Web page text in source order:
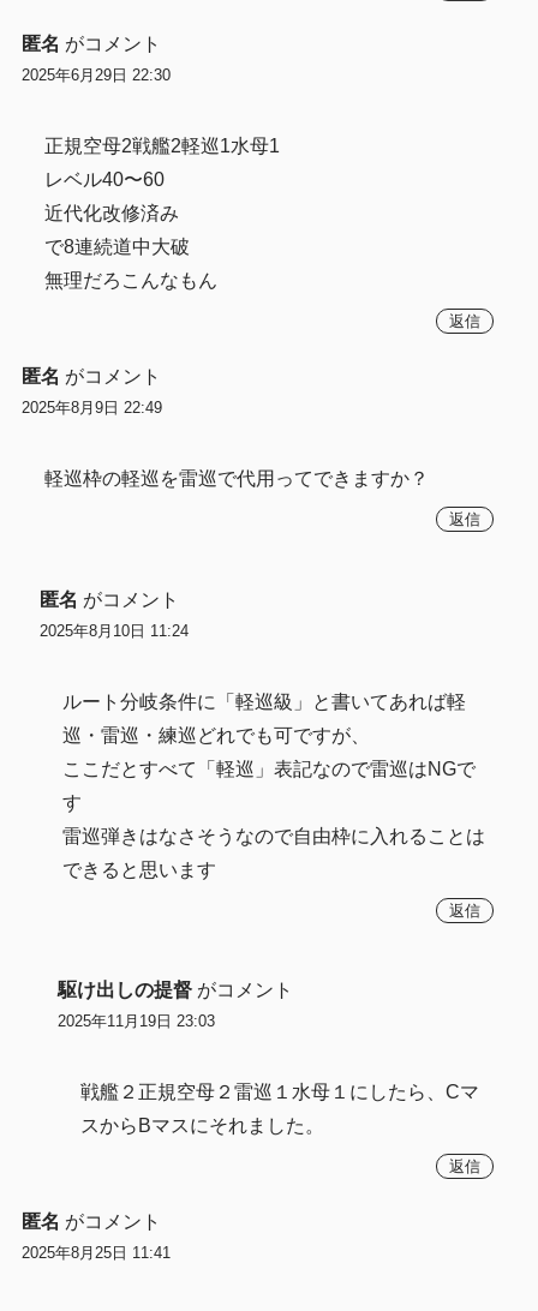
匿名 がコメント
2025年6月29日 22:30
正規空母2戦艦2軽巡1水母1
レベル40〜60
近代化改修済み
で8連続道中大破
無理だろこんなもん
返信
匿名 がコメント
2025年8月9日 22:49
軽巡枠の軽巡を雷巡で代用ってできますか？
返信
匿名 がコメント
2025年8月10日 11:24
ルート分岐条件に「軽巡級」と書いてあれば軽
巡・雷巡・練巡どれでも可ですが、
ここだとすべて「軽巡」表記なので雷巡はNGで
す
雷巡弾きはなさそうなので自由枠に入れることは
できると思います
返信
駆け出しの提督 がコメント
2025年11月19日 23:03
戦艦２正規空母２雷巡１水母１にしたら、Cマ
スからBマスにそれました。
返信
匿名 がコメント
2025年8月25日 11:41